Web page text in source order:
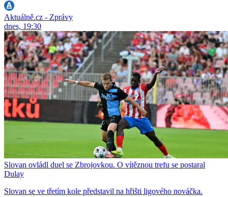
Aktuálně.cz - Zprávy
dnes, 19:30
Slovan ovládl duel se Zbrojovkou. O vítěznou trefu se postaral
Dulay
Slovan se ve třetím kole představil na hřišti ligového nováčka.